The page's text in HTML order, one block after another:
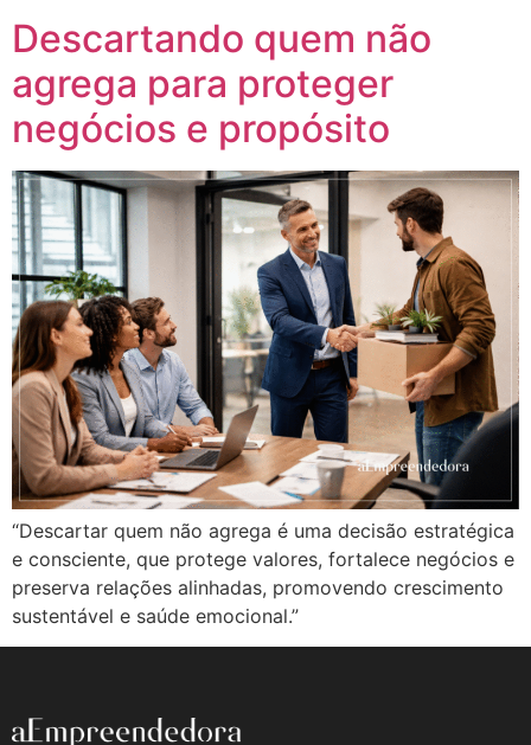
Descartando quem não
agrega para proteger
negócios e propósito
“Descartar quem não agrega é uma decisão estratégica
e consciente, que protege valores, fortalece negócios e
preserva relações alinhadas, promovendo crescimento
sustentável e saúde emocional.”